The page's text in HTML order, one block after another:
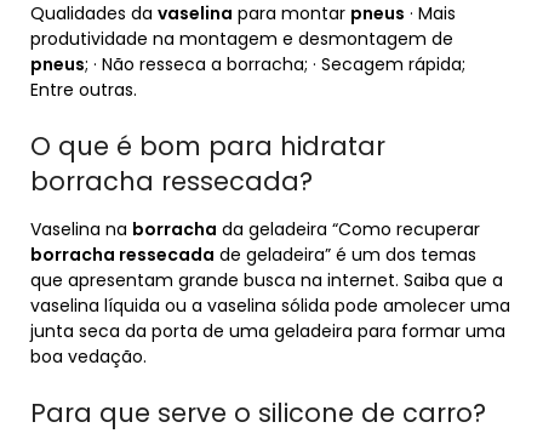
Qualidades da vaselina para montar pneus · Mais
produtividade na montagem e desmontagem de
pneus; · Não resseca a borracha; · Secagem rápida;
Entre outras.
O que é bom para hidratar
borracha ressecada?
Vaselina na borracha da geladeira “Como recuperar
borracha ressecada de geladeira” é um dos temas
que apresentam grande busca na internet. Saiba que a
vaselina líquida ou a vaselina sólida pode amolecer uma
junta seca da porta de uma geladeira para formar uma
boa vedação.
Para que serve o silicone de carro?